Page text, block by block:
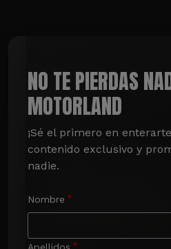
NO TE PIERDAS
MOTORLAND
¡Sé el primero en
contenido exclusivo y
nadie.
Nombre
Apellidos